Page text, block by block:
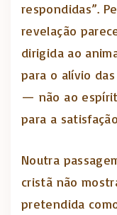
respondidas”.
revelação
dirigida ao
para o alívio
— não ao
para a
Noutra
cristã não
pretendida